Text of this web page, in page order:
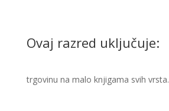
Ovaj razred uključuje:
trgovinu na malo knjigama svih vrsta.​​